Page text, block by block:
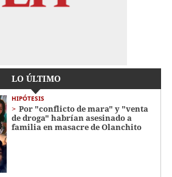
LO ÚLTIMO
HIPÓTESIS
Por "conflicto de mara" y "venta
de droga" habrían asesinado a
familia en masacre de Olanchito